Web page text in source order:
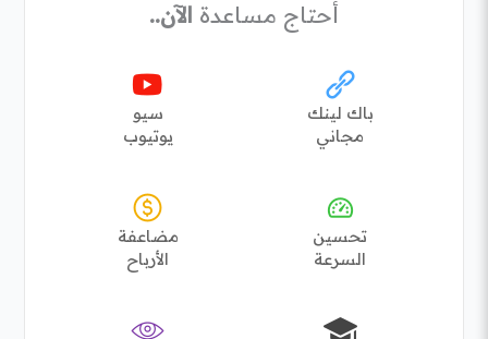
أحتاج مساعدة الآن..
باك لينك
مجاني
سيو
يوتيوب
تحسين
السرعة
مضاعفة
الأرباح